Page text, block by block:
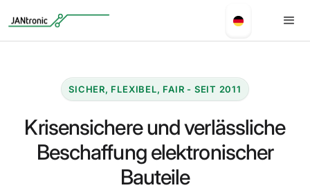
SICHER, FLEXIBEL, FAIR - SEIT 2011
Krisensichere und verlässliche
Beschaffung elektronischer
Bauteile